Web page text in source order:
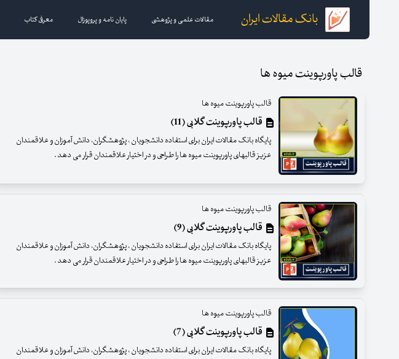
بانک مقالات ایران مقالات علمی و پژوهشی پایان نامه و پروپوزال معرفی کتاب
قالب پاورپوینت میوه ها
قالب پاورپوینت میوه ها
قالب پاورپوینت گلابی (11)
پایگاه بانک مقالات ایران برای استفاده دانشجویان ، پژوهشگران، دانش آموزان و علاقمندان
عزیز قالبهای پاورپوینت میوه ها را طراحی و در اختیار علاقمندان قرار می دهد .
قالب پاورپوینت میوه ها
قالب پاورپوینت گلابی (9)
پایگاه بانک مقالات ایران برای استفاده دانشجویان ، پژوهشگران، دانش آموزان و علاقمندان
عزیز قالبهای پاورپوینت میوه ها را طراحی و در اختیار علاقمندان قرار می دهد .
قالب پاورپوینت میوه ها
قالب پاورپوینت گلابی (7)
پایگاه بانک مقالات ایران برای استفاده دانشجویان ، پژوهشگران، دانش آموزان و علاقمندان